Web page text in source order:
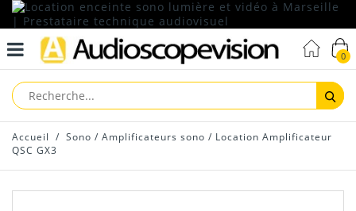
0
Accueil / Sono / Amplificateurs sono / Location Amplificateur
QSC GX3